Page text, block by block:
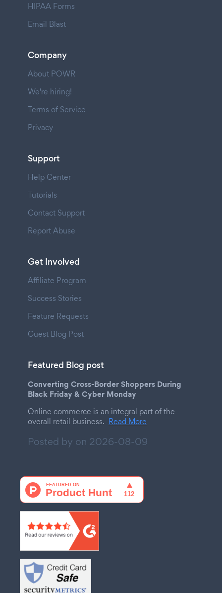
HIPAA Forms
Email Blast
Company
About POWR
We're hiring!
Terms of Service
Privacy
Support
Help Center
Tutorials
Contact Support
Report Abuse
Get Involved
Affiliate Program
Success Stories
Feature Requests
Guest Blog Post
Featured Blog post
Converting Cross-Border Shoppers During
Black Friday & Cyber Monday
Online commerce is an integral part of the
overall retail business. Read More
Posted by on 2026-08-09